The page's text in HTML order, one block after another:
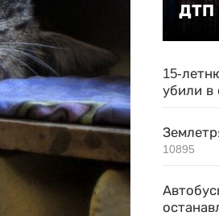
ДТП
15-
убили в
10895